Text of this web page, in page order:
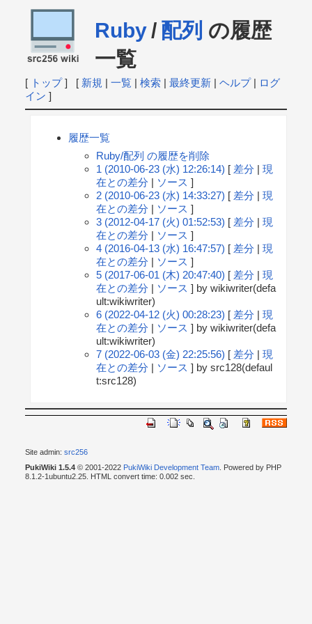
Ruby/ 配列 の履歴
一覧
[ トップ] [ 新規 | 一覧| 検索| 最終更新| ヘルプ| ログ
イン ]
履歴一覧
Ruby/配列 の履歴を削除
1 (2010-06-23 (水) 12:26:14) [ 差分 |現
在との差分 | ソース ]
2 (2010-06-23 (水) 14:33:27) [ 差分 |現
在との差分 | ソース ]
3 (2012-04-17 (火) 01:52:53) [ 差分 |現
在との差分 | ソース ]
4 (2016-04-13 (水) 16:47:57) [ 差分 |現
在との差分 | ソース ]
5 (2017-06-01 (木) 20:47:40) [ 差分 |現
在との差分 | ソース ] by wikiwriter(defa
ult:wikiwriter)
6 (2022-04-12 (火) 00:28:23) [ 差分 |現
在との差分 | ソース ] by wikiwriter(defa
ult:wikiwriter)
7 (2022-06-03 (金) 22:25:56) [ 差分 |現
在との差分 | ソース ] by src128(defaul
t:src128)
Site admin: src256
PukiWiki 1.5.4© 2001-2022 PukiWiki Development Team. Powered by PHP
8.1.2-1ubuntu2.25. HTML convert time: 0.002 sec.